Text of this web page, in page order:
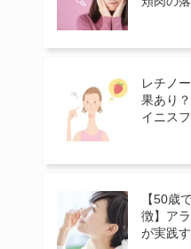
レチノ
果あり
イニス
【50歳
徴】ア
が実践